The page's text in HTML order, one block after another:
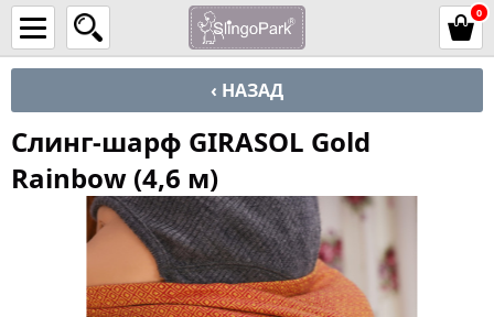
0
‹ НАЗАД
Слинг-шарф GIRASOL Gold
Rainbow (4,6 м)